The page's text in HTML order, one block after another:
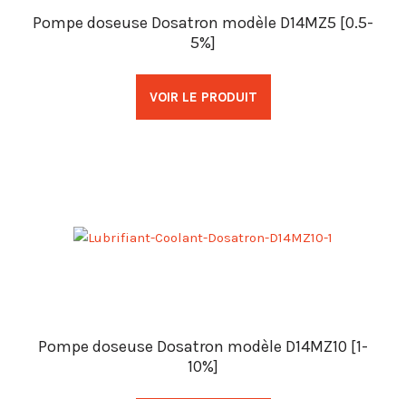
Pompe doseuse Dosatron modèle D14MZ5 [0.5-
5%]
VOIR LE PRODUIT
Pompe doseuse Dosatron modèle D14MZ10 [1-
10%]